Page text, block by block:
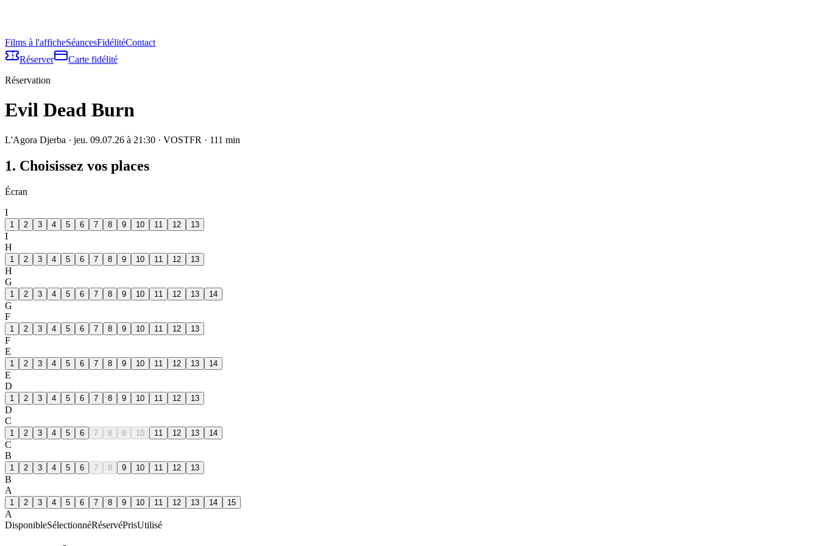
Films à l'afficheSéancesFidélitéContact
Réserver
Carte fidélité
Réservation
Evil Dead Burn
L'Agora Djerba · jeu. 09.07.26 à 21:30 · VOSTFR · 111 min
1. Choisissez vos places
Écran
I
1 2 3 4 5 6 7 8 9 10 11 12 13
I
H
1 2 3 4 5 6 7 8 9 10 11 12 13
H
G
1 2 3 4 5 6 7 8 9 10 11 12 13 14
G
F
1 2 3 4 5 6 7 8 9 10 11 12 13
F
E
1 2 3 4 5 6 7 8 9 10 11 12 13 14
E
D
1 2 3 4 5 6 7 8 9 10 11 12 13
D
C
1 2 3 4 5 6 7 8 9 10 11 12 13 14
C
B
1 2 3 4 5 6 7 8 9 10 11 12 13
B
A
1 2 3 4 5 6 7 8 9 10 11 12 13 14 15
A
DisponibleSélectionnéRéservéPrisUtilisé